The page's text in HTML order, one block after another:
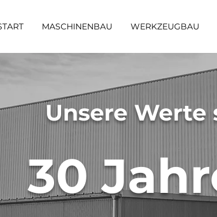
MASCHINENBAU WERKZEUGBAU
Unsere Werte
30